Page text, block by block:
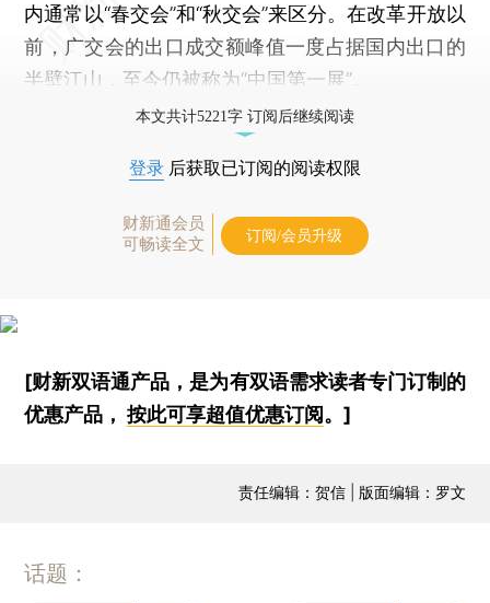
内通常以“春交会”和“秋交会”来区分。在改革开放以
前，广交会的出口成交额峰值一度占据国内出口的
半壁江山，至今仍被称为“中国第一展”。
本文共计5221字 订阅后继续阅读
登录 后获取已订阅的阅读权限
财新通会员
可畅读全文
订阅/会员升级
[财新双语通产品，是为有双语需求读者专门订制的
优惠产品，按此可享超值优惠订阅 。]
责任编辑：贺信 | 版面编辑：罗文
话题：